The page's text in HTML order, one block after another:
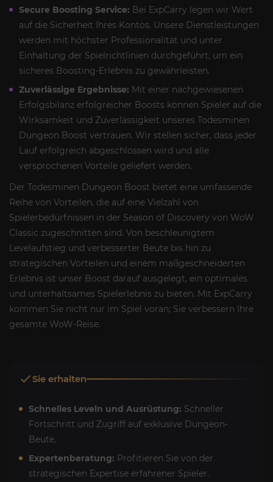
Secure Boosting Service: Bei ExpCarry legen wir Wert
auf die Sicherheit Ihres Kontos. Unsere Dienstleistungen
werden mit höchster Professionalität und unter
Einhaltung der Spielrichtlinien durchgeführt, um ein
sicheres Boosting-Erlebnis zu gewährleisten.
Zuverlässige Ergebnisse: Mit einer nachgewiesenen
Erfolgsbilanz erfolgreicher Boosts können Spieler auf die
Wirksamkeit und Zuverlässigkeit unseres Todesminen
Dungeon Boost vertrauen. Wir stellen sicher, dass jeder
Lauf erfolgreich abgeschlossen wird und alle
versprochenen Vorteile geliefert werden.
Der Todesminen Dungeon Boost bietet eine umfassende
Reihe von Vorteilen, die auf eine Vielzahl von
Spielerbedürfnissen in der Season of Discovery von WoW
Classic zugeschnitten sind. Von beschleunigtem
Levelaufstieg und verbesserter Beute bis hin zu
strategischen Vorteilen und einem maßgeschneiderten
Erlebnis ist unser Boost darauf ausgelegt, ein optimales
und unterhaltsames Spielerlebnis zu bieten. Mit ExpCarry
kommen Sie nicht nur im Spiel voran; Sie verbessern Ihre
gesamte WoW-Reise.
Sie erhalten
Schnelles Leveln und Ausrüstung: Schneller
Fortschritt und Zugriff auf exklusive Dungeon-
Beute.
Expertenberatung: Profitieren Sie von der
strategischen Expertise erfahrener Spieler.